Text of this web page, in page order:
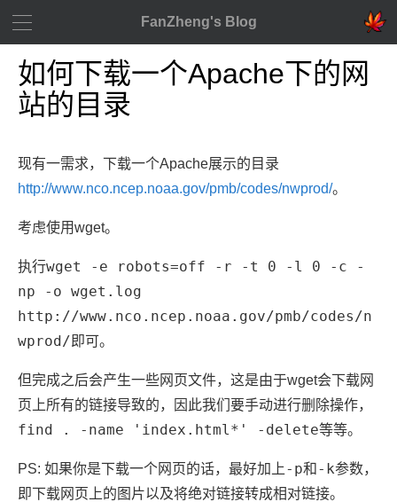
FanZheng's Blog
如何下载一个Apache下的网
站的目录
现有一需求，下载一个Apache展示的目录
http://www.nco.ncep.noaa.gov/pmb/codes/nwprod/。
考虑使用wget。
执行wget -e robots=off -r -t 0 -l 0 -c -
np -o wget.log
http://www.nco.ncep.noaa.gov/pmb/codes/n
wprod/ 即可。
但完成之后会产生一些网页文件，这是由于wget会下载网
页上所有的链接导致的，因此我们要手动进行删除操作，
find . -name 'index.html*' -delete等等。
PS: 如果你是下载一个网页的话，最好加上 -p和 -k参数，
即下载网页上的图片以及将绝对链接转成相对链接。